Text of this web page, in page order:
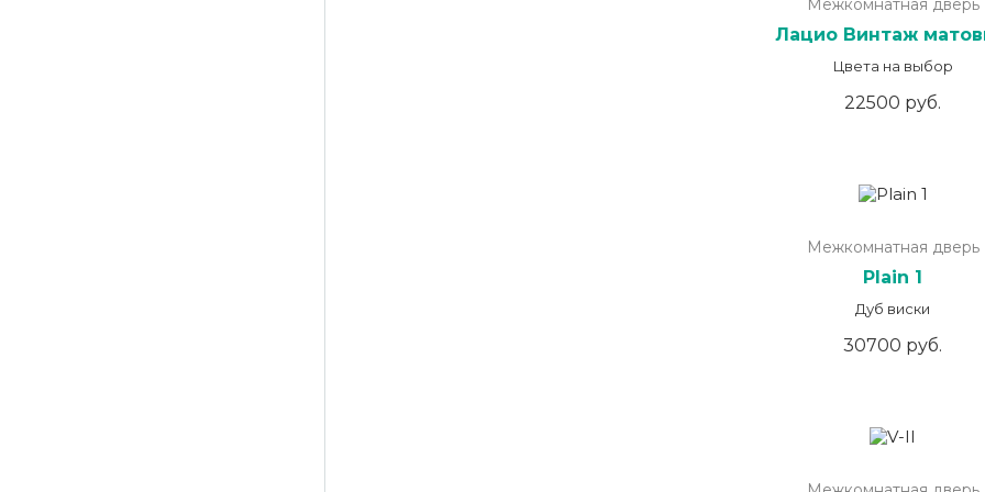
Межкомнатная дверь
Лацио Винтаж
Цвета на выбор
22500 руб.
Межкомнатная дверь
Plain 1
Дуб виски
30700 руб.